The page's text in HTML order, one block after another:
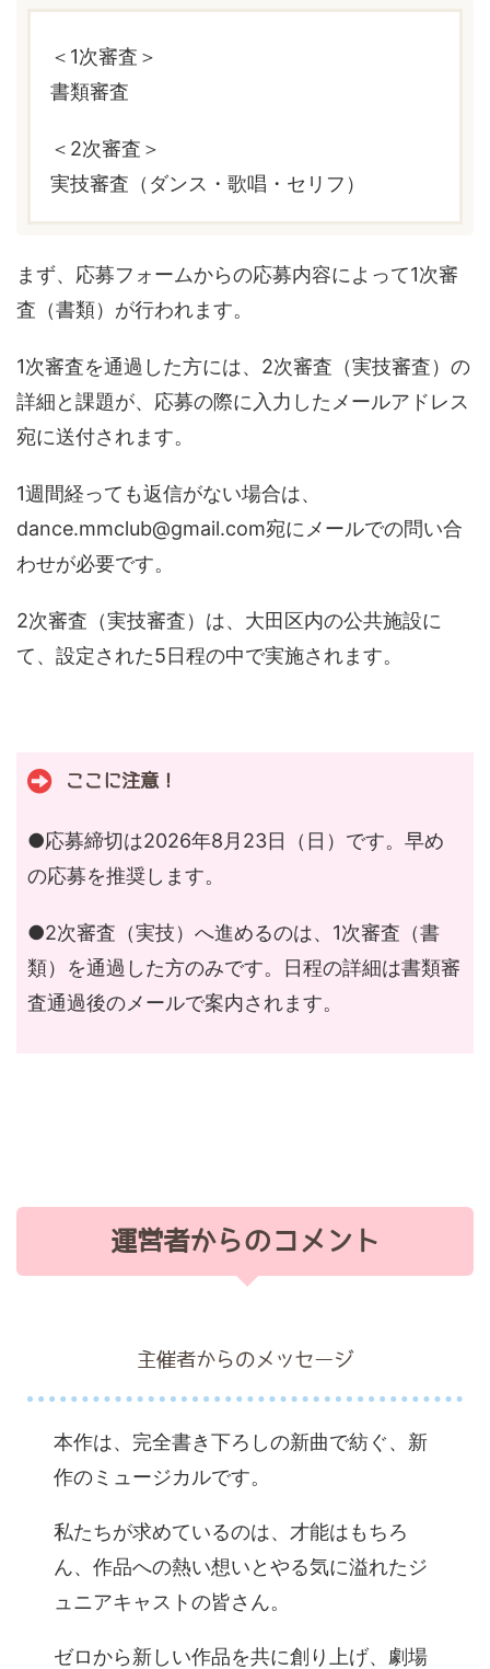
＜1次審査＞
書類審査
＜2次審査＞
実技審査（ダンス・歌唱・セリフ）
まず、応募フォームからの応募内容によって1次審
査（書類）が行われます。
1次審査を通過した方には、2次審査（実技審査）の
詳細と課題が、応募の際に入力したメールアドレス
宛に送付されます。
1週間経っても返信がない場合は、
dance.mmclub@gmail.com宛にメールでの問い合
わせが必要です。
2次審査（実技審査）は、大田区内の公共施設に
て、設定された5日程の中で実施されます。
ここに注意！
●応募締切は2026年8月23日（日）です。早め
の応募を推奨します。
●2次審査（実技）へ進めるのは、1次審査（書
類）を通過した方のみです。日程の詳細は書類審
査通過後のメールで案内されます。
運営者からのコメント
主催者からのメッセージ
本作は、完全書き下ろしの新曲で紡ぐ、新
作のミュージカルです。
私たちが求めているのは、才能はもちろ
ん、作品への熱い想いとやる気に溢れたジ
ュニアキャストの皆さん。
ゼロから新しい作品を共に創り上げ、劇場